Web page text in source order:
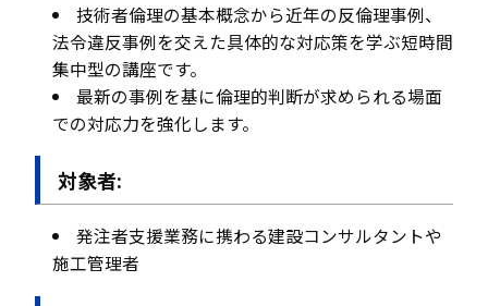
技術者倫理の基本概念から近年の反倫理事例、
法令違反事例を交えた具体的な対応策を学ぶ短時間
集中型の講座です。
最新の事例を基に倫理的判断が求められる場面
での対応力を強化します。
対象者:
発注者支援業務に携わる建設コンサルタントや
施工管理者